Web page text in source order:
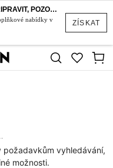
ZÍSKAT
APLIKACE SHEIN APP – PŘIPRAVIT, POZOR, STYL!
nabídky v
vyhledávání,
možnosti.